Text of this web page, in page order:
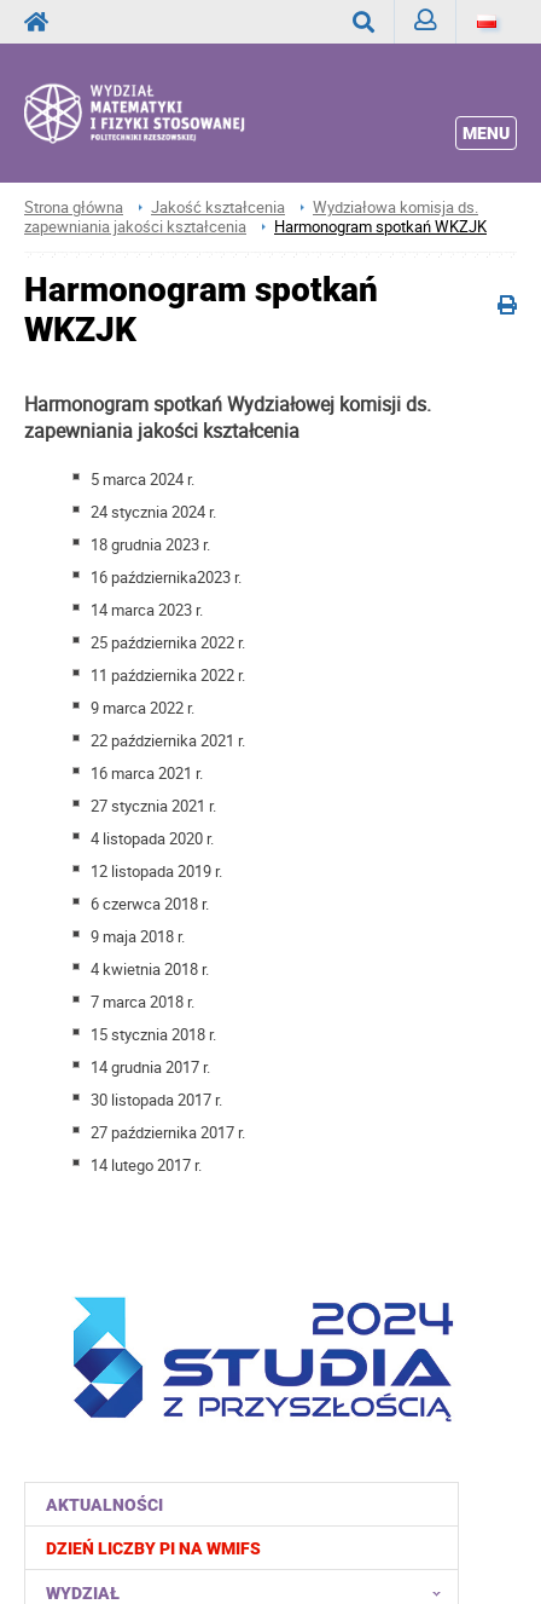
MENU
Strona główna Jakość kształcenia
Wydziałowa komisja ds.
zapewniania jakości kształcenia
Harmonogram spotkań WKZJK
AKTUALNOŚCI
DZIEŃ LICZBY PI NA WMIFS
WYDZIAŁ
Harmonogram spotkań
WKZJK
Harmonogram spotkań Wydziałowej komisji ds.
zapewniania jakości kształcenia
5 marca 2024 r.
24 stycznia 2024 r.
18 grudnia 2023 r.
16 października2023 r.
14 marca 2023 r.
25 października 2022 r.
11 października 2022 r.
9 marca 2022 r.
22 października 2021 r.
16 marca 2021 r.
27 stycznia 2021 r.
4 listopada 2020 r.
12 listopada 2019 r.
6 czerwca 2018 r.
9 maja 2018 r.
4 kwietnia 2018 r.
7 marca 2018 r.
15 stycznia 2018 r.
14 grudnia 2017 r.
30 listopada 2017 r.
27 października 2017 r.
14 lutego 2017 r.